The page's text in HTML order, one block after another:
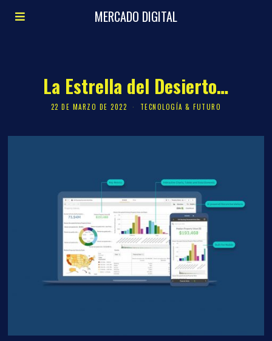
MERCADO DIGITAL
La Estrella del Desierto…
22 DE MARZO DE 2022 TECNOLOGÍA & FUTURO